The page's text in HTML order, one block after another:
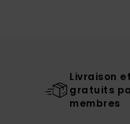
Livraison
gratuits
membres